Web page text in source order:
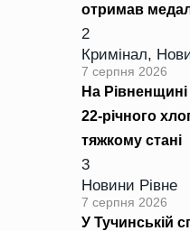
отримав
2
Кримінал,
7 серпня 2026
На
22-річного
тяжкому стані
3
Новини Рівне
7 серпня 2026
У Тучинській